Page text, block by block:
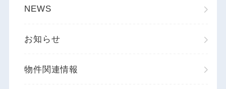
NEWS
お知らせ
物件関連情報